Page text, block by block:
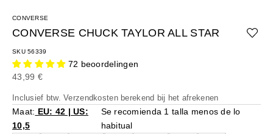
CONVERSE
CONVERSE CHUCK TAYLOR ALL STAR
SKU 56339
72 beoordelingen
Aanbiedingsprijs
43,99 €
Inclusief btw.Verzendkosten berekend bij het afrekenen
Maat: EU: 42 | US:
10,5
Se recomienda 1 talla menos de lo
habitual